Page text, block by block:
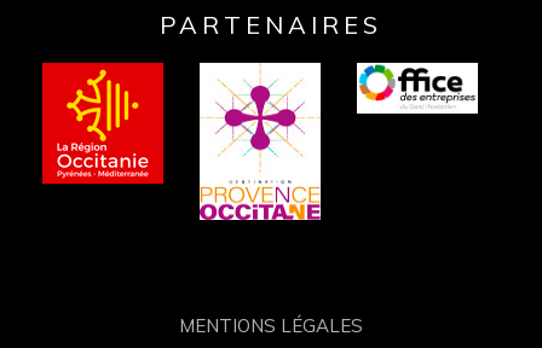
vers
le
compte
Facebook
vers
le
compte
Instagram
vers
le
compte
Linkedin
vers
la
chaîne
PARTENAIRES
MENTIONS LÉGALES